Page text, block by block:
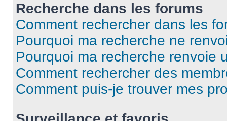
Recherche dans les forums
Comment rechercher dans les
Pourquoi ma recherche ne
Pourquoi ma recherche renvoie
Comment rechercher des
Comment puis-je trouver mes